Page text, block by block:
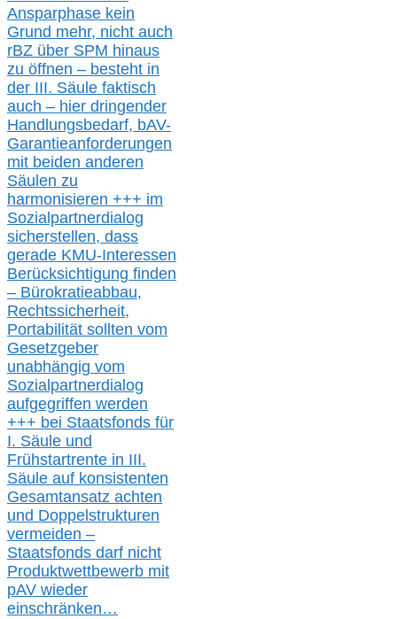
Ansparphase kein
Grund mehr, nicht auch
rBZ über SPM hinaus
zu öffnen – besteht in
der III. Säule faktisch
auch – hier dringender
Handlungsbedarf, bAV-
Garantieanforderungen
mit beiden anderen
Säulen zu
harmonisieren +++ im
Sozialpartnerdialog
sicherstellen, dass
gerade KMU-Interessen
Berücksichtigung finden
– Bürokratieabbau,
Rechtssicherheit,
Portabilität sollten vom
Gesetzgeber
unabhängig vom
Sozialpartnerdialog
aufgegriffen werden
+++ bei Staatsfonds für
I. Säule und
Frühstartrente in III.
Säule auf konsistenten
Gesamtansatz achten
und Doppelstrukturen
vermeiden –
Staatsfonds darf nicht
Produktwettbewerb mit
pAV wieder
einschränken…